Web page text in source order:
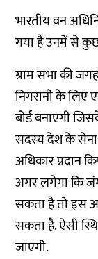
भारतीय वन
गया है उनमें से
ग्राम सभा की
निगरानी के लिए
बोर्ड बनाएगी
सदस्य देश के
अधिकार प्रदान
अगर लगेगा कि
सकता है तो इस
सकता है. ऐसी
जाएगी.